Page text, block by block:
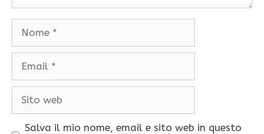
Salva il mio nome, email e sito web in questo